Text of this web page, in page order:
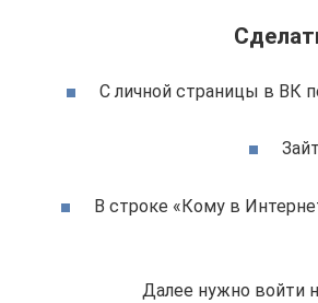
С личной страницы в ВК
В строке «Кому в
Далее нужно войти